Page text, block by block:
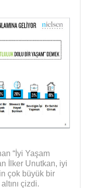
“İyi Yaşam
İlker Unutkan, iyi
çok büyük bir
çizdi.